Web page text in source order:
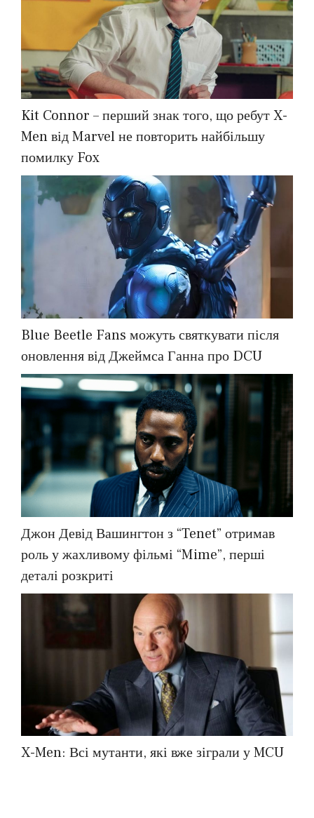
Kit Connor – перший знак того, що ребут X-
Men від Marvel не повторить найбільшу
помилку Fox
Blue Beetle Fans можуть святкувати після
оновлення від Джеймса Ганна про DCU
Джон Девід Вашингтон з “Tenet” отримав
роль у жахливому фільмі “Mime”, перші
деталі розкриті
X-Men: Всі мутанти, які вже зіграли у MCU